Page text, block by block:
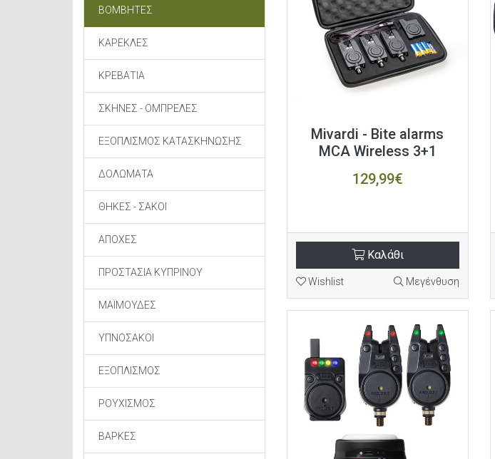
ΒΟΜΒΗΤΕΣ
ΚΑΡΕΚΛΕΣ
ΚΡΕΒΑΤΙΑ
ΣΚΗΝΕΣ - ΟΜΠΡΕΛΕΣ
ΕΞΟΠΛΙΣΜΟΣ ΚΑΤΑΣΚΗΝΩΣΗΣ
ΔΟΛΩΜΑΤΑ
ΘΗΚΕΣ - ΣΑΚΟΙ
ΑΠΟΧΕΣ
ΠΡΟΣΤΑΣΙΑ ΚΥΠΡΙΝΟΥ
ΜΑΪΜΟΥΔΕΣ
ΥΠΝΟΣΑΚΟΙ
ΕΞΟΠΛΙΣΜΟΣ
ΡΟΥΧΙΣΜΟΣ
ΒΑΡΚΕΣ
Mivardi - Bite alarms
MCA Wireless 3+1
129,99€
Καλάθι
Wishlist Μεγένθυση